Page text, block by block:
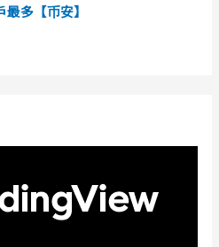
多【币安】